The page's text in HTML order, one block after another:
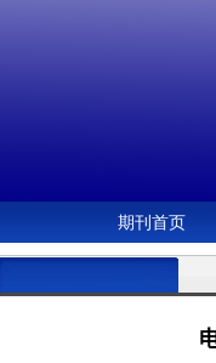
期刊首页